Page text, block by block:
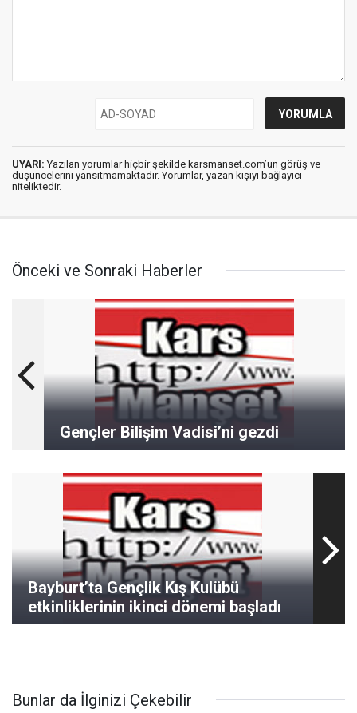
UYARI: Yazılan yorumlar hiçbir şekilde karsmanset.com’un görüş ve
düşüncelerini yansıtmamaktadır. Yorumlar, yazan kişiyi bağlayıcı
niteliktedir.
Önceki ve Sonraki Haberler
Gençler Bilişim Vadisi’ni gezdi
Bayburt’ta Gençlik Kış Kulübü
etkinliklerinin ikinci dönemi başladı
Bunlar da İlginizi Çekebilir